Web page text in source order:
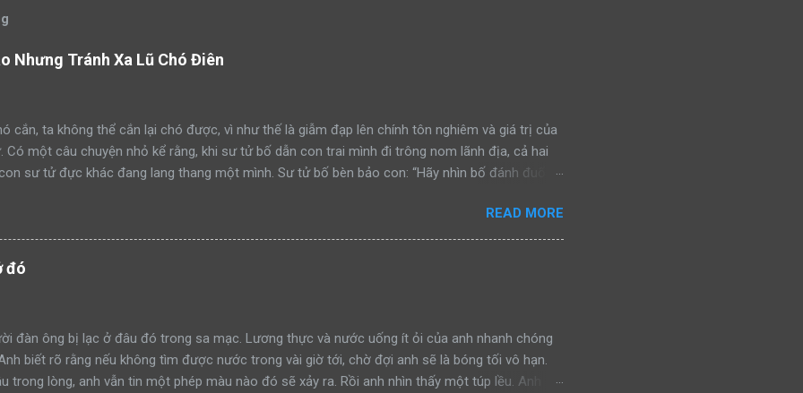
Nhưng Tránh Xa Lũ Chó Điên
cắn, ta không thể cắn lại chó được, vì như thế là giẫm đạp lên chính tôn nghiêm và giá trị của
Có một câu chuyện nhỏ kể rằng, khi sư tử bố dẫn con trai mình đi trông nom lãnh địa, cả hai
sư tử đực khác đang lang thang một mình. Sư tử bố bèn bảo con: “Hãy nhìn bố đánh đuổi
công. Một ngày khác, hai bố con sư tử tiếp tục dẫn nhau đi tuần tra, cả hai bắt gặp một con
men săn mồi trong lãnh thổ. Sư tử bố quay sang bảo con: “Hãy nhìn bố đánh đuổi kẻ ngoại
như thế nào mà học tập”. Rồi sư tử bố tiếp tục lao lên anh dũng chiến đấu, bảo vệ khu vực
thành công. Lại một ngày khác, hai bố con sư tử trên đường tuần tra lại bắt gặp một con báo
cận khu rừng. Sư tử bố tiếp tục quay sang bảo con nhìn mình đánh đuổi kẻ thù, rồi gầm lên
READ MORE
đó
đàn ông bị lạc ở đâu đó trong sa mạc. Lương thực và nước uống ít ỏi của anh nhanh chóng
biết rõ rằng nếu không tìm được nước trong vài giờ tới, chờ đợi anh sẽ là bóng tối vô hạn.
trong lòng, anh vẫn tin một phép màu nào đó sẽ xảy ra. Rồi anh nhìn thấy một túp lều. Anh